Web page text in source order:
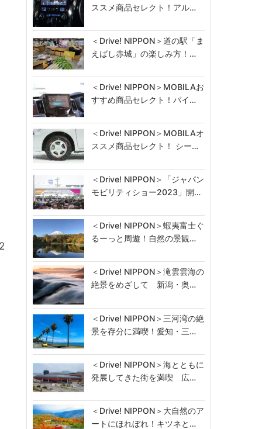
ススメ商品セレクト！アル…
＜Drive! NIPPON＞道の駅「ま
えばし赤城」の楽しみ方！…
＜Drive! NIPPON＞MOBILAお
すすめ商品セレクト！パイ…
＜Drive! NIPPON＞MOBILAオ
ススメ商品セレクト！ シー…
＜Drive! NIPPON＞「ジャパン
モビリティショー2023」開…
＜Drive! NIPPON＞蝦夷富士ぐ
るーっと周遊！自然の景観…
＜Drive! NIPPON＞滝雲雲海の
絶景をめざして 新潟・奥…
＜Drive! NIPPON＞三河湾の絶
景を存分に満喫！愛知・三…
＜Drive! NIPPON＞海とともに
発展してきた街を満喫 広…
＜Drive! NIPPON＞大自然のア
ートにほれぼれ！キツネと…